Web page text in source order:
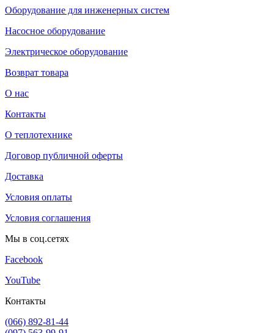
Оборудование для инженерных систем
Насосное оборудование
Электрическое оборудование
Возврат товара
О нас
Контакты
О теплотехнике
Договор публичной оферты
Доставка
Условия оплаты
Условия соглашения
Мы в соц.сетях
Facebook
YouTube
Контакты
(066) 892-81-44